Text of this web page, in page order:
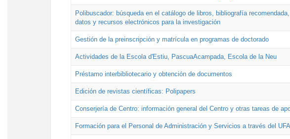
Polibuscador: búsqueda en el catálogo de libros, bibliografía
datos y recursos electrónicos para la investigación
Gestión de la preinscripción y matrícula en programas de doctorado
Actividades de la Escola d'Estiu, PascuaAcampada, Escola de la Neu
Préstamo interbibliotecario y obtención de documentos
Edición de revistas científicas: Polipapers
Conserjería de Centro: información general del Centro y otras tareas de
Formación para el Personal de Administración y Servicios a través del